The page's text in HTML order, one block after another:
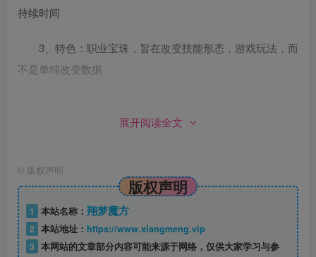
持续时间
3、特色：职业宝珠，旨在改变技能形态，游戏玩法，而
不是单纯改变数据
5、地图包括旧阿拉德1-70级副本;素喃时空、巨龙副本;
安图恩6图;旧阿拉德精英/boss的DPL地图，血量越来越多的
红玉1-10层;卡洛夫神殿副本
展开阅读全文
© 版权声明
版权声明
1 本站名称： 翔梦魔方
2 本站地址： https://www.xiangmeng.vip
3 本网站的文章部分内容可能来源于网络，仅供大家学习与参